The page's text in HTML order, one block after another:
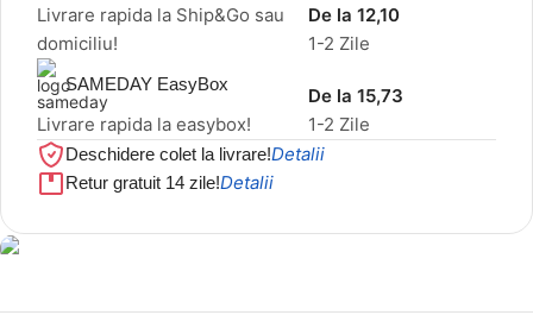
Livrare rapida la Ship&Go sau
domiciliu!
1-2 Zile
De la 12,10
SAMEDAY EasyBox
Livrare rapida la easybox! 1-2 Zile
De la 15,73
Deschidere colet la livrare!Detalii
Retur gratuit 14 zile!Detalii
Cel mai mic preț!